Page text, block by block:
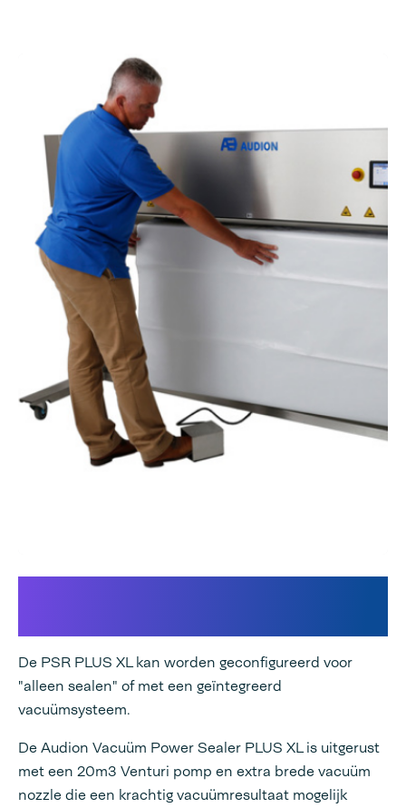
De PSR PLUS XL kan worden geconfigureerd voor
"alleen sealen" of met een geïntegreerd
vacuümsysteem.
De Audion Vacuüm Power Sealer PLUS XL is uitgerust
met een 20m3 Venturi pomp en extra brede vacuüm
nozzle die een krachtig vacuümresultaat mogelijk